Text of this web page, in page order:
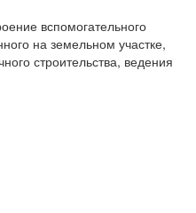
вспомогательного
на земельном участке,
строительства, ведения